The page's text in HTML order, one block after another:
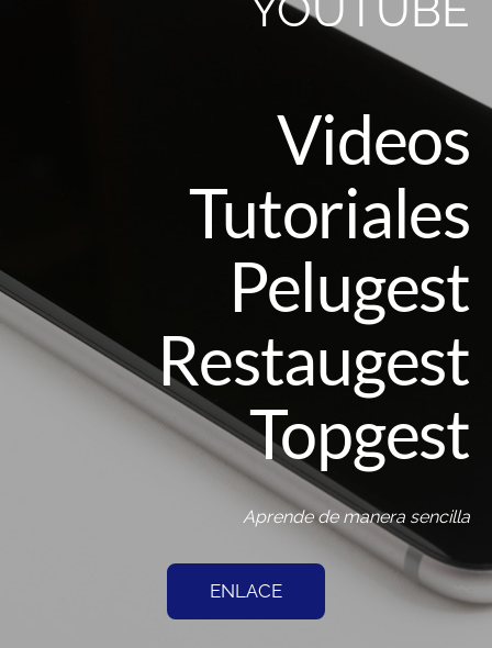
Videos
Tutoriales
Pelugest
Restaugest
Topgest
Aprende de manera sencilla
ENLACE